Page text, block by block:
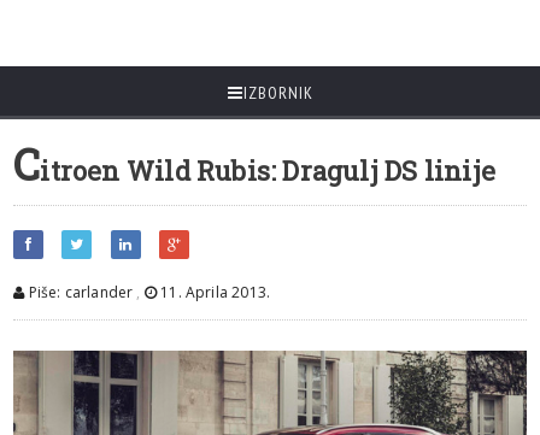
IZBORNIK
Citroen Wild Rubis: Dragulj DS linije
Piše: carlander , 11. Aprila 2013.